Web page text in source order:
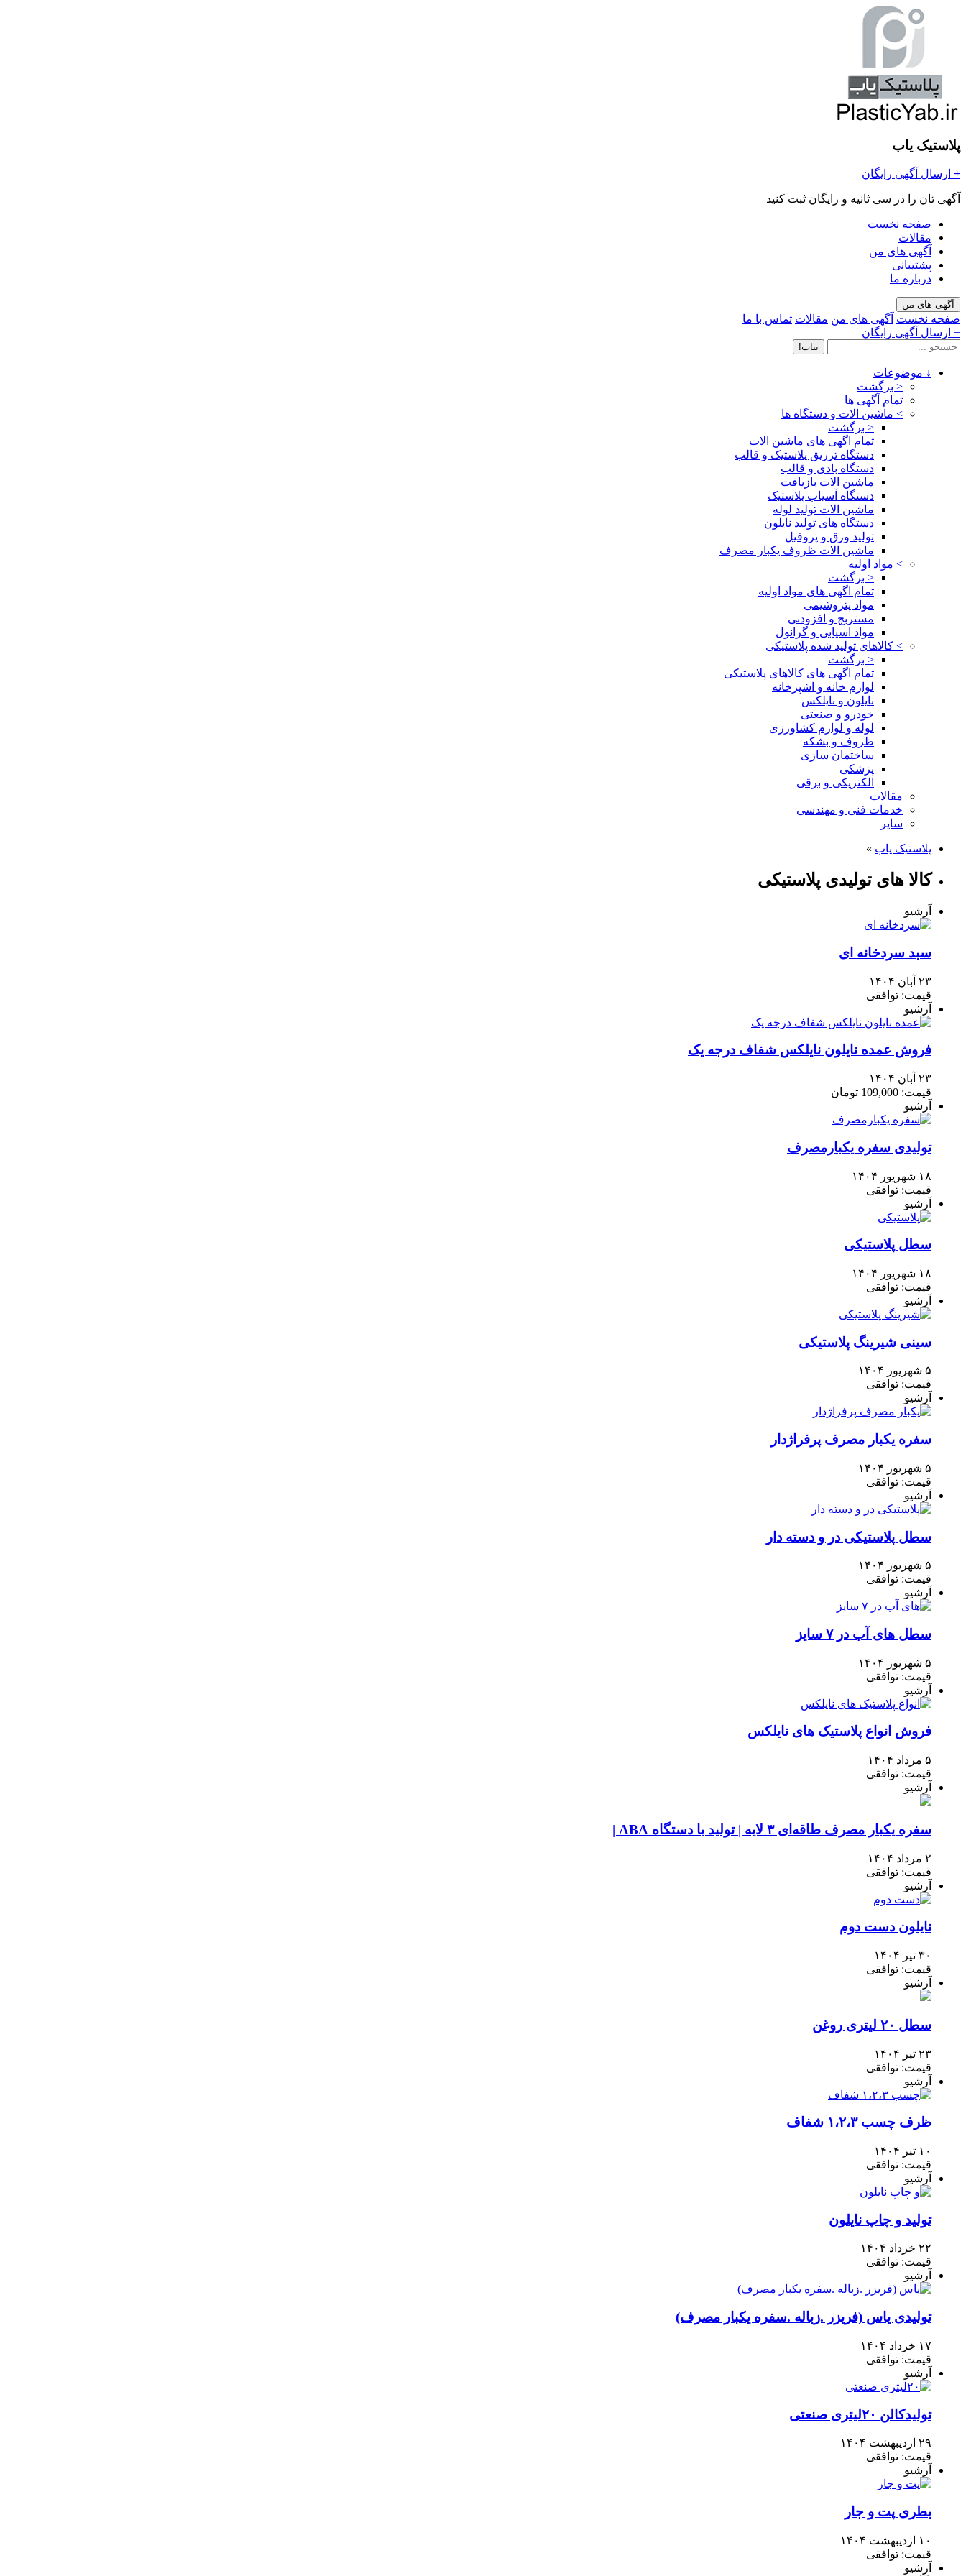
پلاستیک یاب
+ ارسال آگهی رایگان
آگهی تان را در سی ثانیه و رایگان ثبت کنید
صفحه نخست
مقالات
آگهی های من
پشتیبانی
درباره ما
آگهی های من
صفحه نخست آگهی های من مقالات تماس با ما
+ ارسال آگهی رایگان
بیاب!
↓ موضوعات
< برگشت
تمام آگهی ها
> ماشین الات و دستگاه ها
< برگشت
تمام اگهی های ماشین الات
دستگاه تزریق پلاستیک و قالب
دستگاه بادی و قالب
ماشین الات بازیافت
دستگاه آسیاب پلاستیک
ماشین الات تولید لوله
دستگاه های تولید نایلون
تولید ورق و پروفیل
ماشین الات ظروف یکبار مصرف
> مواد اولیه
< برگشت
تمام اگهی های مواد اولیه
مواد پتروشیمی
مستربچ و افزودنی
مواد اسیابی و گرانول
> کالاهای تولید شده پلاستیکی
< برگشت
تمام اگهی های کالاهای پلاستیکی
لوازم خانه و اشپزخانه
نایلون و نایلکس
خودرو و صنعتی
لوله و لوازم کشاورزی
ظروف و بشکه
ساختمان سازی
پزشکی
الکتریکی و برقی
مقالات
خدمات فنی و مهندسی
سایر
پلاستیک یاب »
کالا های تولیدی پلاستیکی
آرشیو
سبد سردخانه ای
۲۳ آبان ۱۴۰۴
قیمت: توافقی
آرشیو
فروش عمده نایلون نایلکس شفاف درجه یک
۲۳ آبان ۱۴۰۴
قیمت: 109,000 تومان
آرشیو
تولیدی سفره یکبارمصرف
۱۸ شهریور ۱۴۰۴
قیمت: توافقی
آرشیو
سطل پلاستیکی
۱۸ شهریور ۱۴۰۴
قیمت: توافقی
آرشیو
سینی شیرینگ پلاستیکی
۵ شهریور ۱۴۰۴
قیمت: توافقی
آرشیو
سفره یکبار مصرف پرفراژدار
۵ شهریور ۱۴۰۴
قیمت: توافقی
آرشیو
سطل پلاستیکی در و دسته دار
۵ شهریور ۱۴۰۴
قیمت: توافقی
آرشیو
سطل های آب در ۷ سایز
۵ شهریور ۱۴۰۴
قیمت: توافقی
آرشیو
فروش انواع پلاستیک های نایلکس
۵ مرداد ۱۴۰۴
قیمت: توافقی
آرشیو
سفره یکبار مصرف طاقه‌ای ۳ لایه | تولید با دستگاه ABA |
۲ مرداد ۱۴۰۴
قیمت: توافقی
آرشیو
نایلون دست دوم
۳۰ تیر ۱۴۰۴
قیمت: توافقی
آرشیو
سطل ۲۰ لیتری روغن
۲۳ تیر ۱۴۰۴
قیمت: توافقی
آرشیو
ظرف چسب ۱،۲،۳ شفاف
۱۰ تیر ۱۴۰۴
قیمت: توافقی
آرشیو
تولید و چاپ نایلون
۲۲ خرداد ۱۴۰۴
قیمت: توافقی
آرشیو
تولیدی یاس (فریزر .زباله .سفره یکبار مصرف)
۱۷ خرداد ۱۴۰۴
قیمت: توافقی
آرشیو
تولیدکالن ۲۰لیتری صنعتی
۲۹ اردیبهشت ۱۴۰۴
قیمت: توافقی
آرشیو
بطری پت و جار
۱۰ اردیبهشت ۱۴۰۴
قیمت: توافقی
آرشیو